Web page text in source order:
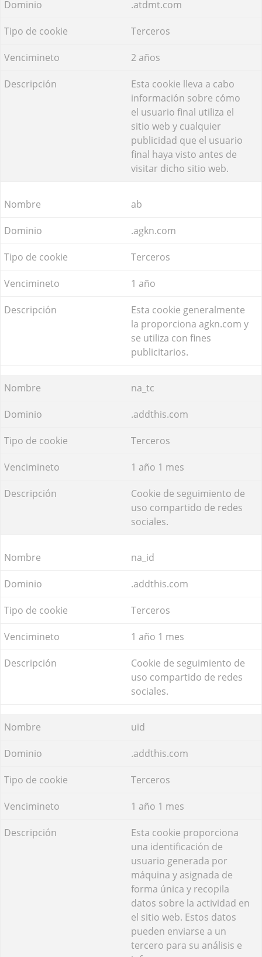
.atdmt.com
Terceros
2 años
Esta cookie lleva a cabo
información sobre cómo
el usuario final utiliza el
sitio web y cualquier
publicidad que el usuario
final haya visto antes de
visitar dicho sitio web.
ab
.agkn.com
Terceros
1 año
Esta cookie generalmente
la proporciona agkn.com y
se utiliza con fines
publicitarios.
na_tc
.addthis.com
Terceros
1 año 1 mes
Cookie de seguimiento de
uso compartido de redes
sociales.
na_id
.addthis.com
Terceros
1 año 1 mes
Cookie de seguimiento de
uso compartido de redes
sociales.
uid
.addthis.com
Terceros
1 año 1 mes
Esta cookie proporciona
una identificación de
usuario generada por
máquina y asignada de
forma única y recopila
datos sobre la actividad en
el sitio web. Estos datos
pueden enviarse a un
tercero para su análisis e